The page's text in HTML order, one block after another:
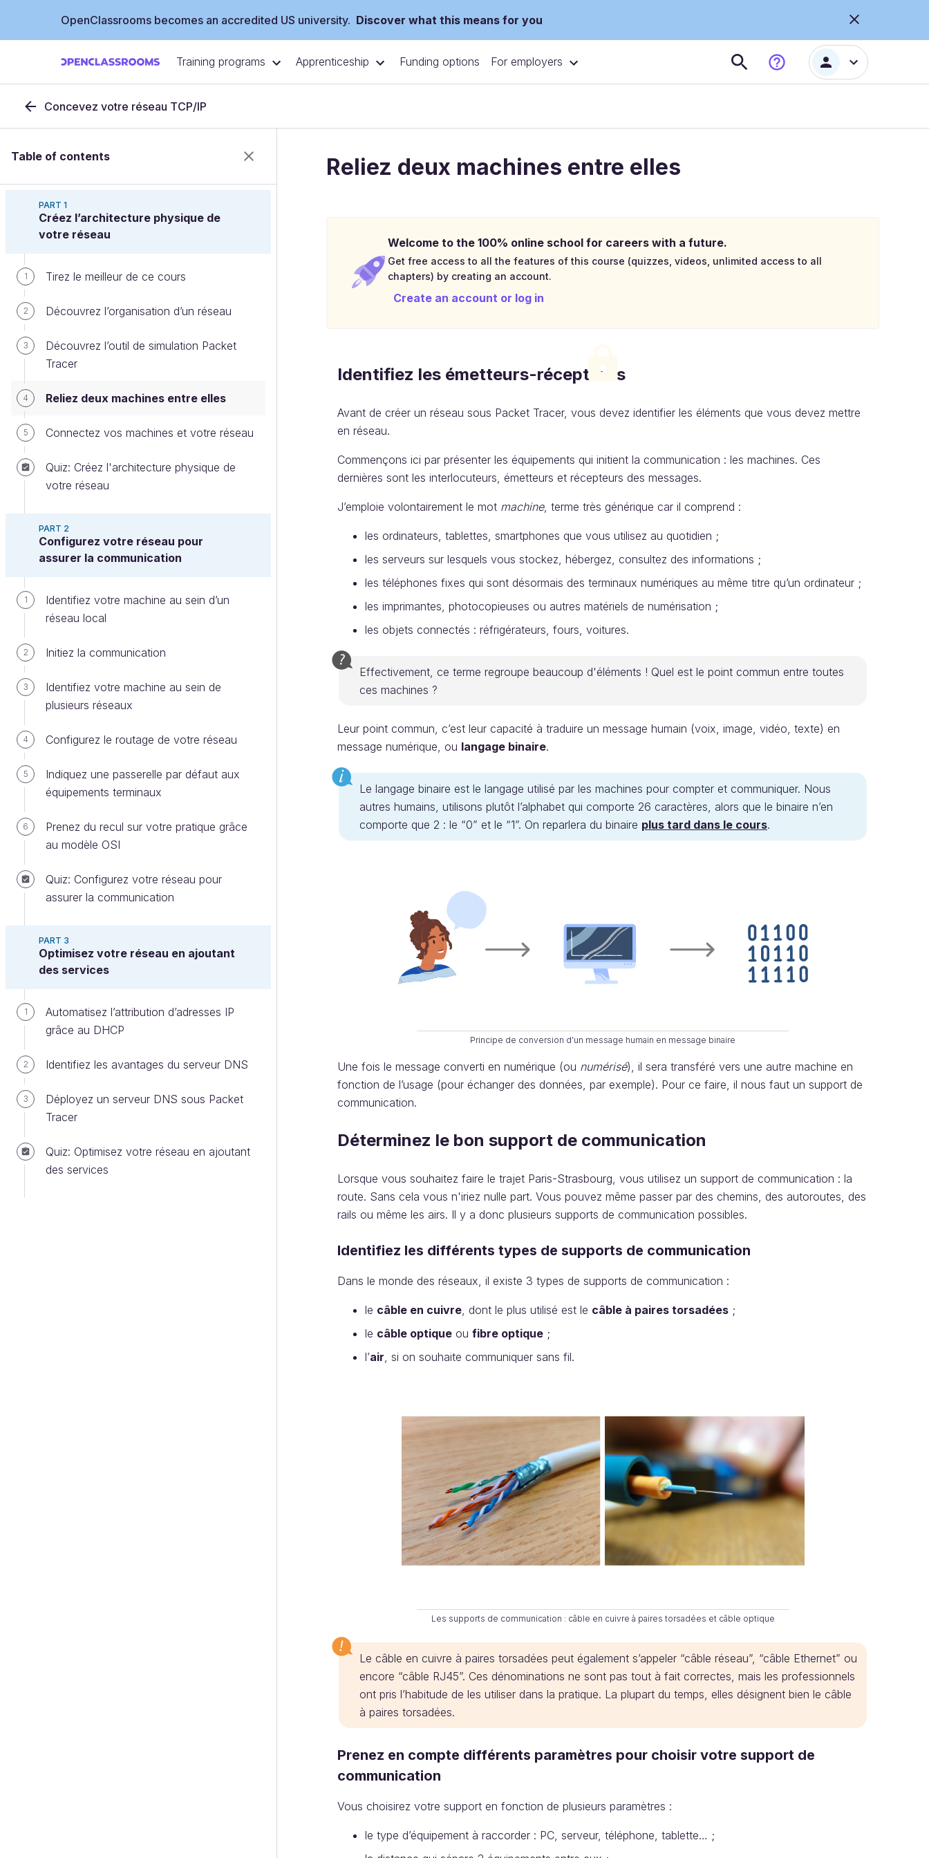
OpenClassrooms becomes an accredited US university. Discover what this means for you
Training programs Apprenticeship Funding options For employers
Concevez votre réseau TCP/IP
Table of contents
PART 1
Créez l’architecture physique de
votre réseau
1 Tirez le meilleur de ce cours
2 Découvrez l’organisation d’un réseau
3
Découvrez l’outil de simulation Packet
Tracer
4 Reliez deux machines entre elles
5 Connectez vos machines et votre réseau
Quiz: Créez l'architecture physique de
votre réseau
PART 2
Configurez votre réseau pour
assurer la communication
1
Identifiez votre machine au sein d’un
réseau local
2 Initiez la communication
3
Identifiez votre machine au sein de
plusieurs réseaux
4 Configurez le routage de votre réseau
5
Indiquez une passerelle par défaut aux
équipements terminaux
6
Prenez du recul sur votre pratique grâce
au modèle OSI
Quiz: Configurez votre réseau pour
assurer la communication
PART 3
Optimisez votre réseau en ajoutant
des services
1
Automatisez l’attribution d’adresses IP
grâce au DHCP
2 Identifiez les avantages du serveur DNS
3
Déployez un serveur DNS sous Packet
Tracer
Quiz: Optimisez votre réseau en ajoutant
des services
Reliez deux machines entre elles
Welcome to the 100% online school for careers with a future.
Get free access to all the features of this course (quizzes, videos, unlimited access to all
chapters) by creating an account.
Create an account or log in
Identifiez les émetteurs-récepteurs
Avant de créer un réseau sous Packet Tracer, vous devez identifier les éléments que vous devez mettre
en réseau.
Commençons ici par présenter les équipements qui initient la communication : les machines. Ces
dernières sont les interlocuteurs, émetteurs et récepteurs des messages.
J’emploie volontairement le mot machine, terme très générique car il comprend :
les ordinateurs, tablettes, smartphones que vous utilisez au quotidien ;
les serveurs sur lesquels vous stockez, hébergez, consultez des informations ;
les téléphones fixes qui sont désormais des terminaux numériques au même titre qu’un ordinateur ;
les imprimantes, photocopieuses ou autres matériels de numérisation ;
les objets connectés : réfrigérateurs, fours, voitures.
Effectivement, ce terme regroupe beaucoup d'éléments ! Quel est le point commun entre toutes
ces machines ?
Leur point commun, c’est leur capacité à traduire un message humain (voix, image, vidéo, texte) en
message numérique, ou langage binaire.
Le langage binaire est le langage utilisé par les machines pour compter et communiquer. Nous
autres humains, utilisons plutôt l’alphabet qui comporte 26 caractères, alors que le binaire n’en
comporte que 2 : le “0” et le “1”. On reparlera du binaire plus tard dans le cours.
Principe de conversion d’un message humain en message binaire
Une fois le message converti en numérique (ou numérisé), il sera transféré vers une autre machine en
fonction de l’usage (pour échanger des données, par exemple). Pour ce faire, il nous faut un support de
communication.
Déterminez le bon support de communication
Lorsque vous souhaitez faire le trajet Paris-Strasbourg, vous utilisez un support de communication : la
route. Sans cela vous n'iriez nulle part. Vous pouvez même passer par des chemins, des autoroutes, des
rails ou même les airs. Il y a donc plusieurs supports de communication possibles.
Identifiez les différents types de supports de communication
Dans le monde des réseaux, il existe 3 types de supports de communication :
le câble en cuivre, dont le plus utilisé est le câble à paires torsadées ;
le câble optique ou fibre optique ;
l’air, si on souhaite communiquer sans fil.
Les supports de communication : câble en cuivre à paires torsadées et câble optique
Le câble en cuivre à paires torsadées peut également s’appeler “câble réseau”, “câble Ethernet” ou
encore “câble RJ45”. Ces dénominations ne sont pas tout à fait correctes, mais les professionnels
ont pris l’habitude de les utiliser dans la pratique. La plupart du temps, elles désignent bien le câble
à paires torsadées.
Prenez en compte différents paramètres pour choisir votre support de
communication
Vous choisirez votre support en fonction de plusieurs paramètres :
le type d’équipement à raccorder : PC, serveur, téléphone, tablette… ;